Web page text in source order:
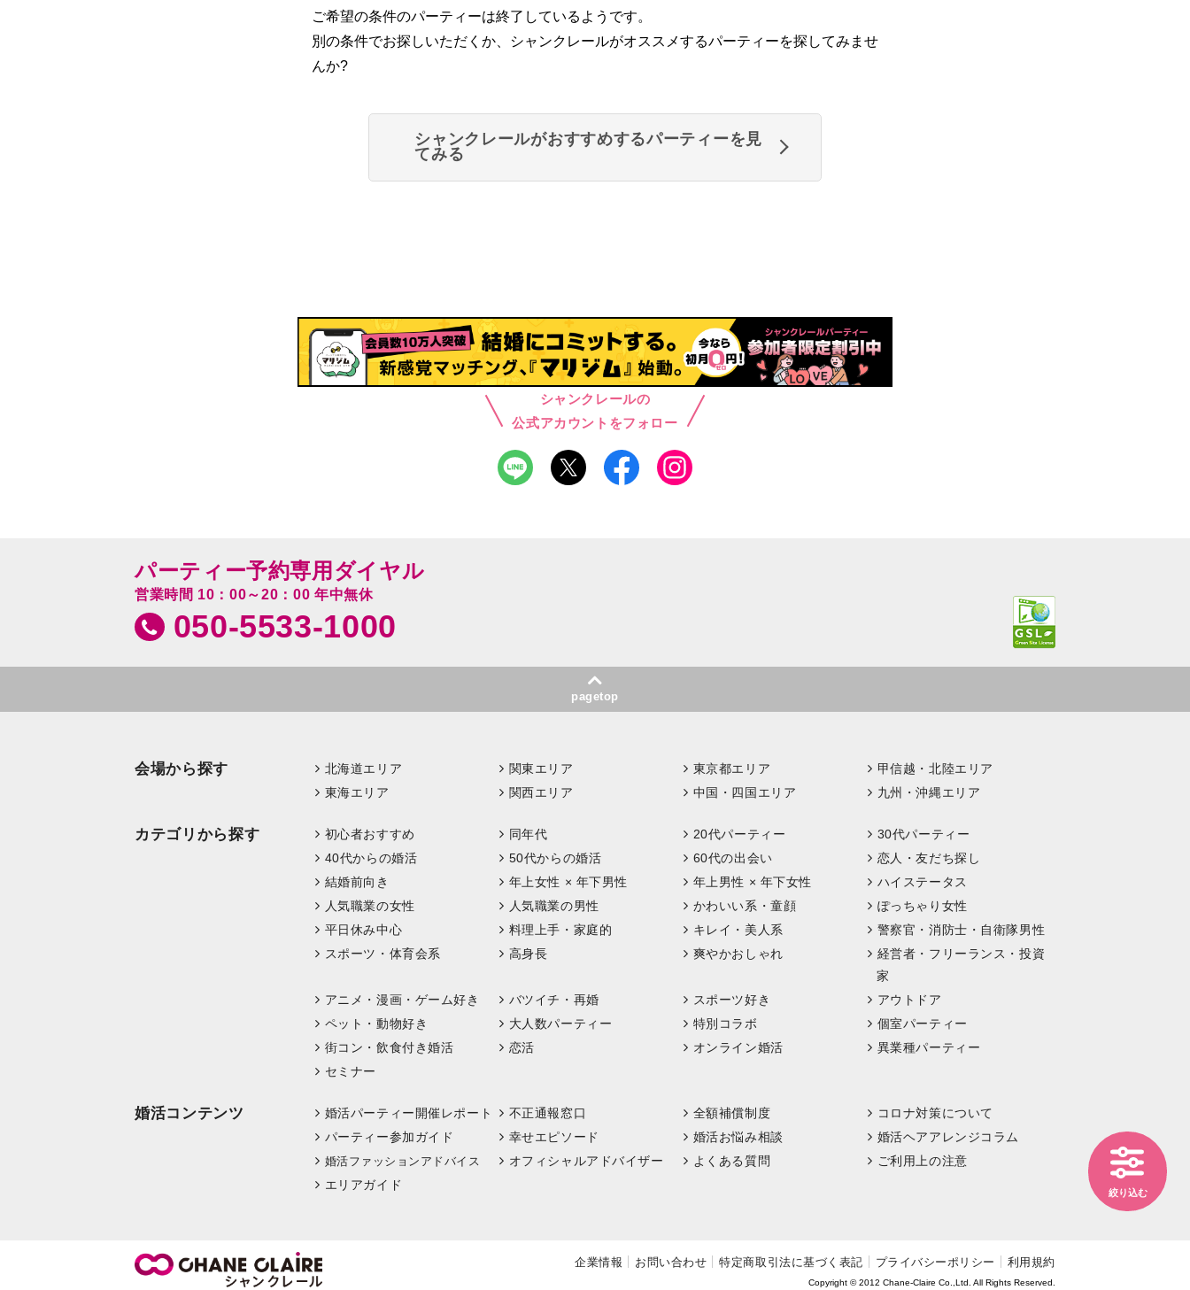
ご希望の条件のパーティーは終了しているようです。
別の条件でお探しいただくか、シャンクレールがオススメするパーティーを探してみませ
んか?
シャンクレールがおすすめするパーティーを見
てみる
シャンクレールの
公式アカウントをフォロー
絞り込む
パーティー予約専用ダイヤル
営業時間 10：00～20：00 年中無休
050-5533-1000
pagetop
会場から探す 北海道エリア 関東エリア 東京都エリア
甲信越・北陸エリア
東海エリア
関西エリア 中国・四国エリア 九州・沖縄エリア
カテゴリから探す 初心者おすすめ 同年代 20代パーティー
30代パーティー
40代からの婚活
50代からの婚活 60代の出会い
恋人・友だち探し
結婚前向き
年上女性 × 年下男性 年上男性 × 年下女性
ハイステータス
人気職業の女性
人気職業の男性 かわいい系・童顔
ぽっちゃり女性
平日休み中心
料理上手・家庭的 キレイ・美人系
警察官・消防士・自衛隊男性
スポーツ・体育会系
高身長 爽やかおしゃれ
経営者・フリーランス・投資
家
アニメ・漫画・ゲーム好き
バツイチ・再婚 スポーツ好き
アウトドア
ペット・動物好き
大人数パーティー 特別コラボ
個室パーティー
街コン・飲食付き婚活
恋活 オンライン婚活
異業種パーティー
セミナー
婚活コンテンツ 婚活パーティー開催レポート 不正通報窓口 全額補償制度
コロナ対策について
パーティー参加ガイド
幸せエピソード 婚活お悩み相談 婚活ヘアアレンジコラム
婚活ファッションアドバイス オフィシャルアドバイザー よくある質問
ご利用上の注意
エリアガイド
企業情報 お問い合わせ 特定商取引法に基づく表記 プライバシーポリシー 利用規約
Copyright © 2012 Chane-Claire Co.,Ltd. All Rights Reserved.